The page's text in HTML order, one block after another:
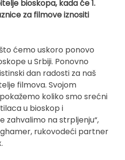
bioskopa, kada će 1.
za filmove iznositi
ćemo uskoro ponovo
u Srbiji. Ponovno
dan radosti za naš
filmova. Svojom
koliko smo srećni
u bioskop i
zahvalimo na strpljenju“,
rukovodeći partner